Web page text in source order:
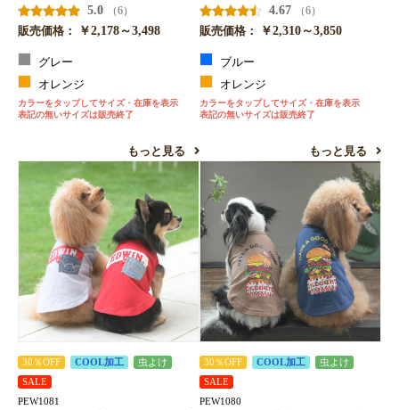
5.0
（6）
販売価格：
￥2,178～3,498
グレー
オレンジ
カラーをタップしてサイズ・在庫を表示
表記の無いサイズは販売終了
もっと見る
4.67
（6）
販売価格：
￥2,310～3,850
ブルー
オレンジ
カラーをタップしてサイズ・在庫を表示
表記の無いサイズは販売終了
もっと見る
30％OFF COOL加工
虫よけ
SALE
PEW1081
30％OFF COOL加工
虫よけ
SALE
PEW1080